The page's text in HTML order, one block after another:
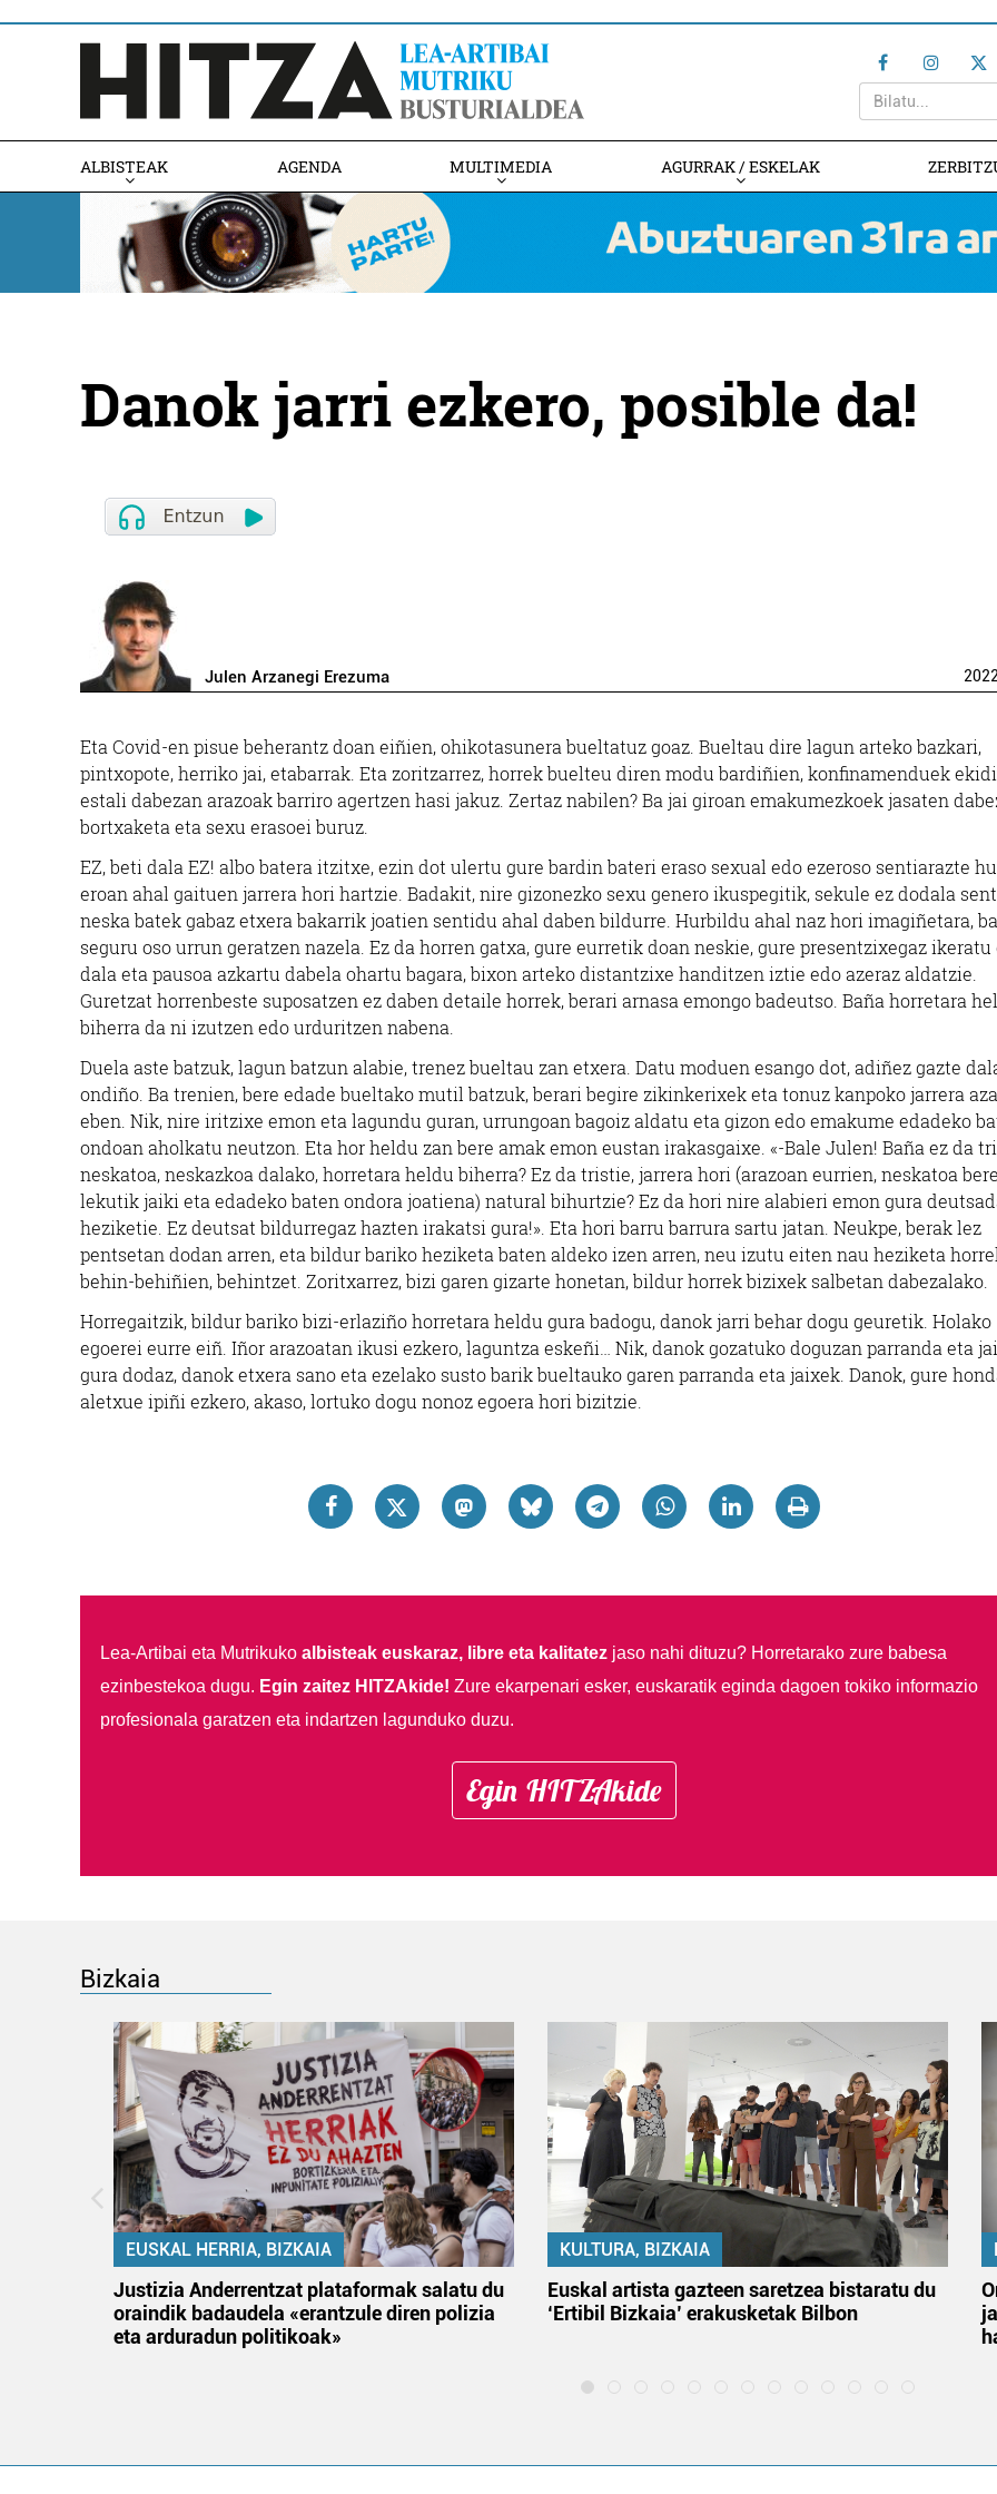
ALBISTEAK AGENDA MULTIMEDIA AGURRAK / ESKELAK
Danok jarri ezkero, posible da!
Julen Arzanegi Erezuma 2022
Eta Covid-en pisue beherantz doan eiñien, ohikotasunera bueltatuz goaz. Bueltau dire lagun arteko bazkari,
pintxopote, herriko jai, etabarrak. Eta zoritzarrez, horrek buelteu diren modu bardiñien, konfinamenduek
estali dabezan arazoak barriro agertzen hasi jakuz. Zertaz nabilen? Ba jai giroan emakumezkoek jasaten
bortxaketa eta sexu erasoei buruz.
EZ, beti dala EZ! albo batera itzitxe, ezin dot ulertu gure bardin bateri eraso sexual edo ezeroso sentiarazte
eroan ahal gaituen jarrera hori hartzie. Badakit, nire gizonezko sexu genero ikuspegitik, sekule ez dodala
neska batek gabaz etxera bakarrik joatien sentidu ahal daben bildurre. Hurbildu ahal naz hori imagiñetara,
seguru oso urrun geratzen nazela. Ez da horren gatxa, gure eurretik doan neskie, gure presentzixegaz ikeratu
dala eta pausoa azkartu dabela ohartu bagara, bixon arteko distantzixe handitzen iztie edo azeraz aldatzie.
Guretzat horrenbeste suposatzen ez daben detaile horrek, berari arnasa emongo badeutso. Baña horretara
biherra da ni izutzen edo urduritzen nabena.
Duela aste batzuk, lagun batzun alabie, trenez bueltau zan etxera. Datu moduen esango dot, adiñez gazte
ondiño. Ba trenien, bere edade bueltako mutil batzuk, berari begire zikinkerixek eta tonuz kanpoko jarrera
eben. Nik, nire iritzixe emon eta lagundu guran, urrungoan bagoiz aldatu eta gizon edo emakume edadeko
ondoan aholkatu neutzon. Eta hor heldu zan bere amak emon eustan irakasgaixe. «-Bale Julen! Baña ez da
neskatoa, neskazkoa dalako, horretara heldu biherra? Ez da tristie, jarrera hori (arazoan eurrien, neskatoa bere
lekutik jaiki eta edadeko baten ondora joatiena) natural bihurtzie? Ez da hori nire alabieri emon gura
heziketie. Ez deutsat bildurregaz hazten irakatsi gura!». Eta hori barru barrura sartu jatan. Neukpe, berak lez
pentsetan dodan arren, eta bildur bariko heziketa baten aldeko izen arren, neu izutu eiten nau heziketa
behin-behiñien, behintzet. Zoritxarrez, bizi garen gizarte honetan, bildur horrek bizixek salbetan dabezalako.
Horregaitzik, bildur bariko bizi-erlaziño horretara heldu gura badogu, danok jarri behar dogu geuretik. Holako
egoerei eurre eiñ. Iñor arazoatan ikusi ezkero, laguntza eskeñi… Nik, danok gozatuko doguzan parranda eta
gura dodaz, danok etxera sano eta ezelako susto barik bueltauko garen parranda eta jaixek. Danok, gure
aletxue ipiñi ezkero, akaso, lortuko dogu nonoz egoera hori bizitzie.
Lea-Artibai eta Mutrikuko albisteak euskaraz, libre eta kalitatezjaso nahi dituzu? Horretarako zure babesa
ezinbestekoa dugu. Egin zaitez HITZAkide! Zure ekarpenari esker, euskaratik eginda dagoen tokiko informazio
profesionala garatzen eta indartzen lagunduko duzu.
Egin HITZAkide
Bizkaia
EUSKAL HERRIA, BIZKAIA
Justizia Anderrentzat plataformak salatu du
oraindik badaudela «erantzule diren polizia
eta arduradun politikoak»
KULTURA, BIZKAIA
Euskal artista gazteen saretzea bistaratu du
‘Ertibil Bizkaia’ erakusketak Bilbon